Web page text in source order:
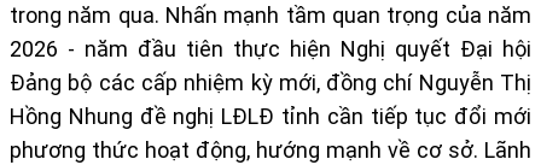
trong năm qua. Nhấn mạnh tầm quan trọng của năm
2026 - năm đầu tiên thực hiện Nghị quyết Đại hội
Đảng bộ các cấp nhiệm kỳ mới, đồng chí Nguyễn Thị
Hồng Nhung đề nghị LĐLĐ tỉnh cần tiếp tục đổi mới
phương thức hoạt động, hướng mạnh về cơ sở. Lãnh